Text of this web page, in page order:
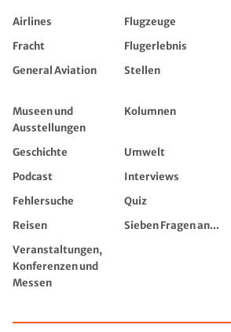
Airlines Flugzeuge
Fracht
Flugerlebnis
General Aviation
Stellen
Museen und
Ausstellungen
Kolumnen
Geschichte Umwelt
Podcast
Interviews
Fehlersuche
Quiz
Reisen
Sieben Fragen an...
Veranstaltungen,
Konferenzen und
Messen